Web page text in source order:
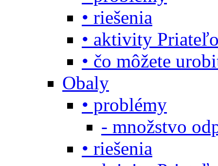
• riešenia
• aktivity
• čo môžete
Obaly
• problémy
- množstvo
• riešenia